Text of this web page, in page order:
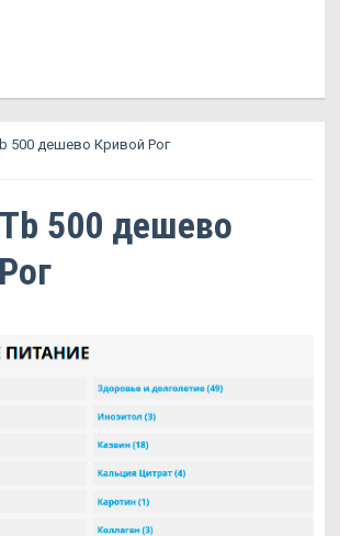
500 дешево Кривой Рог
500 дешево